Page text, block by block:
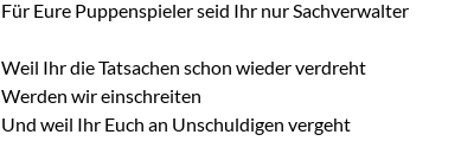
Für Eure Puppenspieler seid Ihr nur Sachverwalter
Weil Ihr die Tatsachen schon wieder verdreht
Werden wir einschreiten
Und weil Ihr Euch an Unschuldigen vergeht